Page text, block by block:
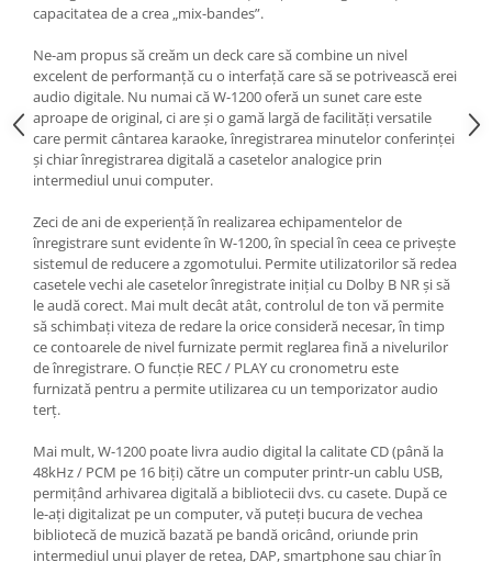
capacitatea de a crea „mix-bandes”.
Ne-am propus să creăm un deck care să combine un nivel
excelent de performanță cu o interfață care să se potrivească erei
audio digitale. Nu numai că W-1200 oferă un sunet care este
aproape de original, ci are și o gamă largă de facilități versatile
care permit cântarea karaoke, înregistrarea minutelor conferinței
și chiar înregistrarea digitală a casetelor analogice prin
intermediul unui computer.
Zeci de ani de experiență în realizarea echipamentelor de
înregistrare sunt evidente în W-1200, în special în ceea ce privește
sistemul de reducere a zgomotului. Permite utilizatorilor să redea
casetele vechi ale casetelor înregistrate inițial cu Dolby B NR și să
le audă corect. Mai mult decât atât, controlul de ton vă permite
să schimbați viteza de redare la orice consideră necesar, în timp
ce contoarele de nivel furnizate permit reglarea fină a nivelurilor
de înregistrare. O funcție REC / PLAY cu cronometru este
furnizată pentru a permite utilizarea cu un temporizator audio
terț.
Mai mult, W-1200 poate livra audio digital la calitate CD (până la
48kHz / PCM pe 16 biți) către un computer printr-un cablu USB,
permițând arhivarea digitală a bibliotecii dvs. cu casete. După ce
le-ați digitalizat pe un computer, vă puteți bucura de vechea
bibliotecă de muzică bazată pe bandă oricând, oriunde prin
intermediul unui player de rețea, DAP, smartphone sau chiar în